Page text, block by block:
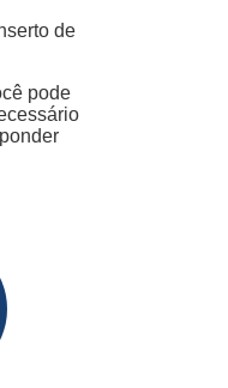
de
pode